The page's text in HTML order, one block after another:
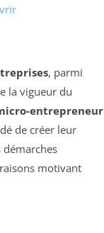
, parmi
la vigueur du
entrepreneur
de créer leur
démarches
motivant